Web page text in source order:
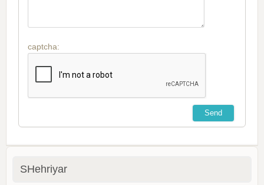
captcha:
SHehriyar